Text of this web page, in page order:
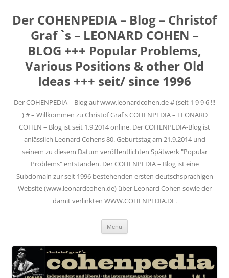
Der COHENPEDIA – Blog – Christof
Graf `s – LEONARD COHEN –
BLOG +++ Popular Problems,
Various Positions & other Old
Ideas +++ seit/ since 1996
Der COHENPEDIA – Blog auf www.leonardcohen.de # (seit 1 9 9 6 !!!
) # – Willkommen zu Christof Graf s COHENPEDIA – LEONARD
COHEN – Blog ist seit 1.9.2014 online. Der COHENPEDIA-Blog ist
anlässlich Leonard Cohens 80. Geburtstag am 21.9.2014 und
seinem zu diesem Datum veröffentlichten Spätwerk "Popular
Problems" entstanden. Der COHENPEDIA – Blog ist eine
Subdomain zur seit 1996 bestehenden ersten deutschsprachigen
Website (www.leonardcohen.de) über Leonard Cohen sowie der
damit verlinkten WWW.COHENPEDIA.DE.
Menü